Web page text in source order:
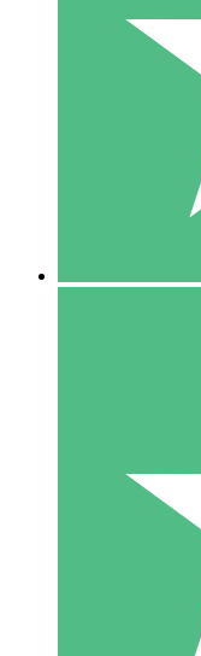
Paga a consumo